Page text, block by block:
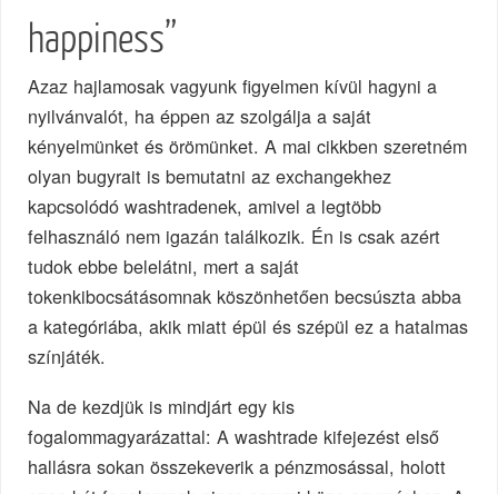
happiness”
Azaz hajlamosak vagyunk figyelmen kívül hagyni a
nyilvánvalót, ha éppen az szolgálja a saját
kényelmünket és örömünket. A mai cikkben szeretném
olyan bugyrait is bemutatni az exchangekhez
kapcsolódó washtradenek, amivel a legtöbb
felhasználó nem igazán találkozik. Én is csak azért
tudok ebbe belelátni, mert a saját
tokenkibocsátásomnak köszönhetően becsúszta abba
a kategóriába, akik miatt épül és szépül ez a hatalmas
színjáték.
Na de kezdjük is mindjárt egy kis
fogalommagyarázattal: A washtrade kifejezést első
hallásra sokan összekeverik a pénzmosással, holott